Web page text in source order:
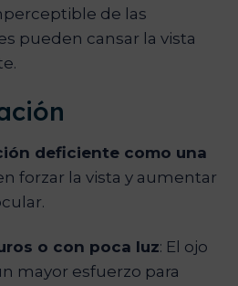
de las
pueden cansar la vista
deficiente como una
forzar la vista y aumentar
o con poca luz: El ojo
mayor esfuerzo para